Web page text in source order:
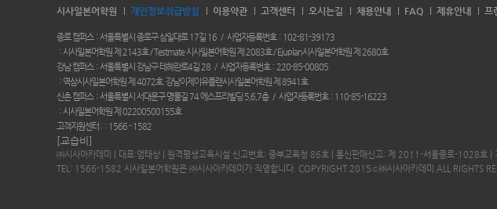
시사일본어학원 개인정보취급방침 이용약관 고객센터 오시는길 채용안내 FAQ 제휴안내 프
종로 캠퍼스 서울특별시 종로구 삼일대로 17길 16 사업자등록번호
102-81-39173
시사일본어학원 제 2143호 / Testmate 시사일본어학원 제 2083호 / Ejuplan시사일본어학원 제 2680호
강남 캠퍼스
서울특별시 강남구 테헤란로4길 28 사업자등록번호
220-85-00805
역삼시사일본어학원 제 4072호. 강남이제이유플랜시사일본어학원 제 8941호
신촌 캠퍼스
서울특별시 서대문구 명물길 74 에스프리빌딩 5,6,7층 사업자등록번호
110-85-16223
시사일본어학원 제 02200500155호
고객지원센터 :
1566 - 1582
[교습비]
㈜시사아카데미 | 대표:엄태상 | 원격평생교육시설 신고번호: 중부교육청 86호 | 통신판매신고: 제 2011-서울종로-1028호 |
TEL: 1566-1582 시사일본어학원은 ㈜시사아카데미가 직영합니다. COPYRIGHT 2015ⓒ㈜시사아카데미.ALL RIGHTS